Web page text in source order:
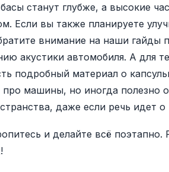
станут глубже, а высокие
Если вы также планируете
внимание на наши гайды
акустики автомобиля. А для
подробный материал о
про машины, но иногда полезно
даже если речь идет
и делайте всё поэтапно.